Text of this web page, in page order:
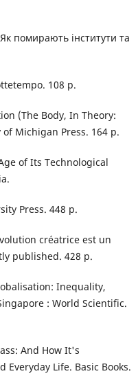
помирають інститути та
108 р.
(The Body, In Theory:
Michigan Press. 164 р.
of Its Technological
Press. 448 р.
créatrice est un
published. 428 р.
Inequality,
: World Scientific.
And How It's
Life. Basic Books.